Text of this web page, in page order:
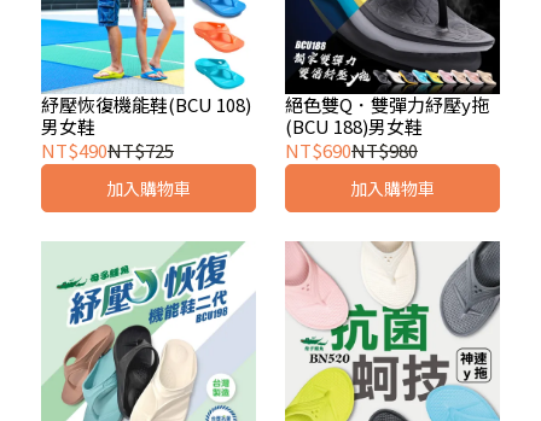
紓壓恢復機能鞋(BCU 108)
男女鞋
NT$490NT$725
加入購物車
絕色雙Q．雙彈力紓壓y拖
(BCU 188)男女鞋
NT$690NT$980
加入購物車